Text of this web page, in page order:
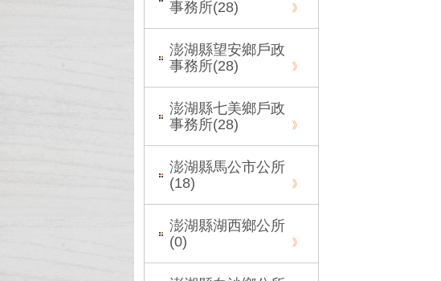
事務所(28)
澎湖縣望安鄉戶政
事務所(28)
澎湖縣七美鄉戶政
事務所(28)
澎湖縣馬公市公所
(18)
澎湖縣湖西鄉公所
(0)